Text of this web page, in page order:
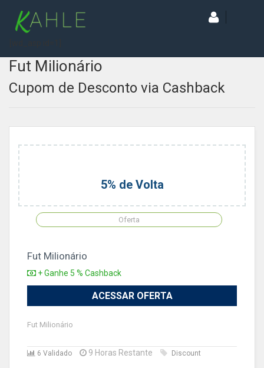
Fut Milionário
Cupom de Desconto via Cashback
5% de Volta
Oferta
Fut Milionário
+ Ganhe 5 % Cashback
ACESSAR OFERTA
Fut Milionário
6 Validado 9 Horas Restante Discount